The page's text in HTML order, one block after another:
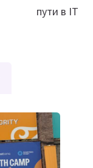
пути в IT